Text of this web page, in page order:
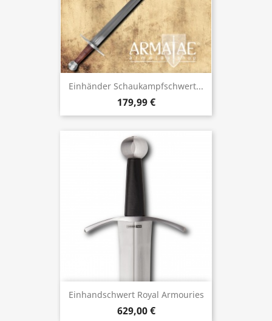
Einhänder Schaukampfschwert...
179,99 €
Einhandschwert Royal Armouries
629,00 €